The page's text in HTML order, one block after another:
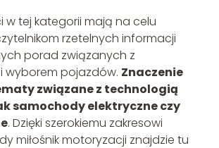
w tej kategorii mają na celu
rzetelnych informacji
porad związanych z
wyborem pojazdów. Znaczenie
związane z technologią
samochody elektryczne czy
. Dzięki szerokiemu zakresowi
miłośnik motoryzacji znajdzie tu